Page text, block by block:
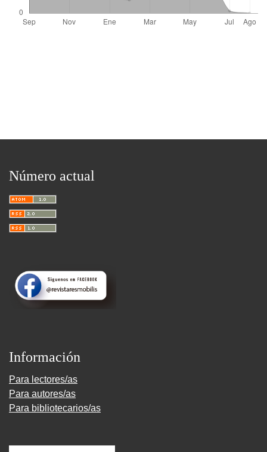
Número actual
Información
Para lectores/as
Para autores/as
Para bibliotecarios/as